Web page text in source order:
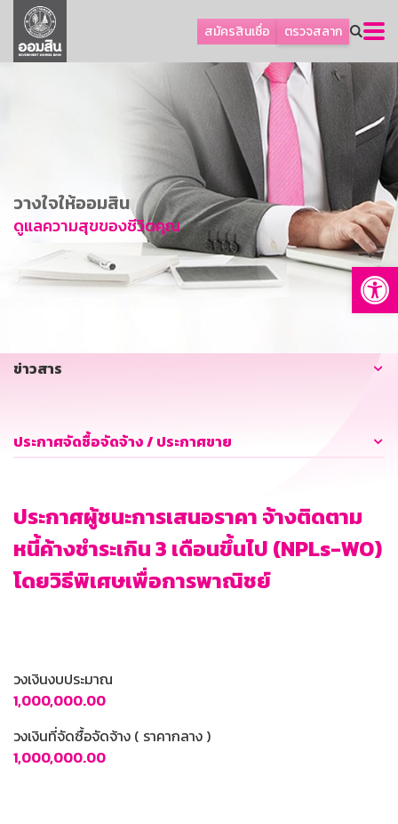
สมัครสินเชื่อ ตรวจสลาก
ลูกค้าธุรกิจ
ลูกค้าผู้ประกอบรายย่อย
การพัฒนาที่ยั่งยืน
ข่าวสาร
บริการทางการเงิน
อื่นๆ
วางใจให้ออมสิน
ดูแลความสุขของชีวิตคุณ
ข่าวสาร
ประกาศจัดซื้อจัดจ้าง / ประกาศขาย
ประกาศผู้ชนะการเสนอราคา จ้างติดตาม
หนี้ค้างชำระเกิน 3 เดือนขึ้นไป (NPLs-WO)
โดยวิธีพิเศษเพื่อการพาณิชย์
วงเงินงบประมาณ
1,000,000.00
วงเงินที่จัดซื้อจัดจ้าง ( ราคากลาง )
1,000,000.00